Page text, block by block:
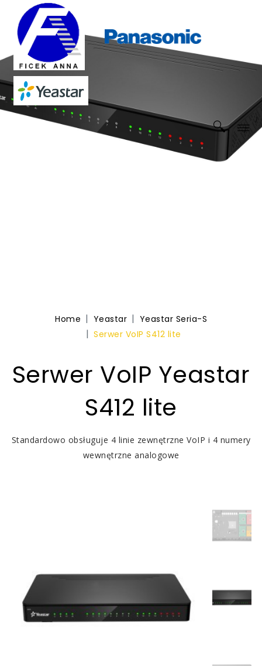
Home Yeastar
Yeastar Seria-S
Serwer VoIP S412 lite
Serwer VoIP Yeastar
S412 lite
Standardowo obsługuje 4 linie zewnętrzne VoIP i 4 numery
wewnętrzne analogowe